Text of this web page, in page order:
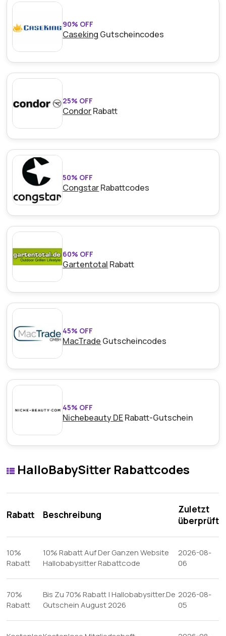
90% OFF
Caseking Gutscheincodes
25% OFF
CondorRabatt
50% OFF
CongstarRabattcodes
60% OFF
Gartentotal Rabatt
45% OFF
MacTrade Gutscheincodes
45% OFF
Nichebeauty DERabatt-Gutschein
HalloBabySitter Rabattcodes
Rabatt Beschreibung
Zuletzt
überprüft
10%
Rabatt
10% Rabatt Auf Der Ganzen Website
Hallobabysitter Rabattcode
2026-08-
06
70%
Rabatt
Bis Zu 70% Rabatt | Hallobabysitter.De
Gutschein August 2026
2026-08-
05